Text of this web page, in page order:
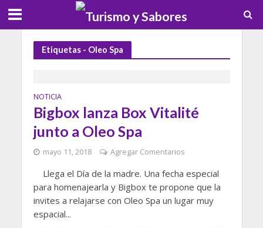
Etiquetas - Oleo Spa
NOTICIA
Bigbox lanza Box Vitalité
junto a Oleo Spa
mayo 11, 2018 Agregar Comentarios
Llega el Día de la madre. Una fecha especial
para homenajearla y Bigbox te propone que la
invites a relajarse con Oleo Spa un lugar muy
espacial...